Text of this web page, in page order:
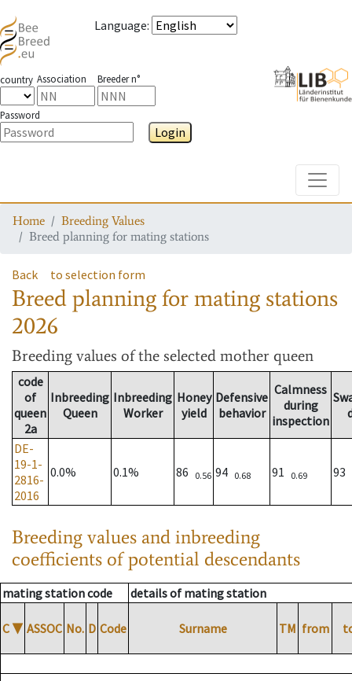
Language:
country Association Breeder n°
Password
Login
Home
Breeding Values
Breed planning for mating stations
Back to selection form
Breed planning for mating stations
2026
Breeding values of the selected mother queen
code
of
queen
2a
Inbreeding
Queen
Inbreeding
Worker
Honey
yield
Defensive
behavior
Calmness
during
inspection
DE-
19-1-
2816-
2016
0.0% 0.1% 86 0.56 94 0.68 91 0.69 93
Breeding values and inbreeding
coefficients of potential descendants
mating station code details of mating station
C ▼ ASSOC No. D Code Surname TM from